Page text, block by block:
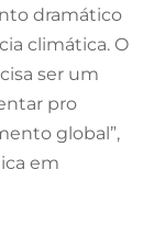
dramático
climática. O
ser um
pro
global”,
em